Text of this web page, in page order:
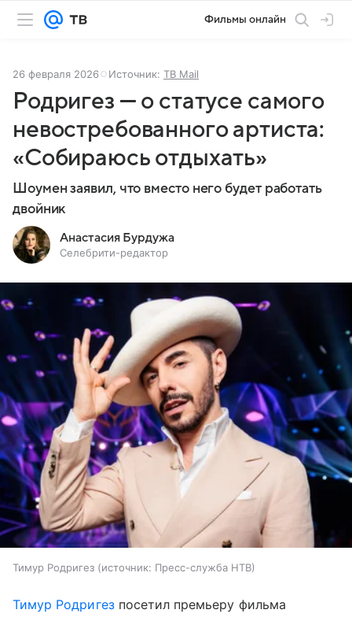
Фильмы онлайн
26 февраля 2026 Источник: ТВ Mail
Родригез — о статусе самого
невостребованного артиста:
«Собираюсь отдыхать»
Шоумен заявил, что вместо него будет работать
двойник
Анастасия Бурдужа
Селебрити-редактор
Тимур Родригез источник: Пресс-служба НТВ
Тимур Родригезпосетил премьеру фильма